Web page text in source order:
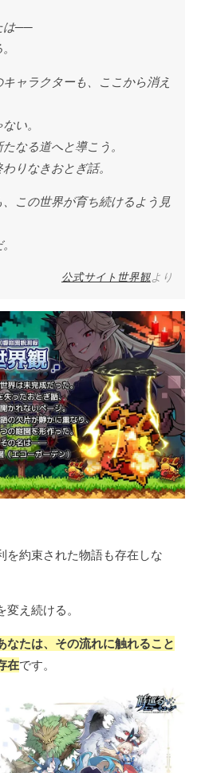
は──
ャラクターも、ここから消え
い。
なる道へと導こう。
りなきおとぎ話。
この世界が育ち続けるよう見
公式サイト世界観より
を約束された物語も存在しな
え続ける。
なたは、その流れに触れること
在です。